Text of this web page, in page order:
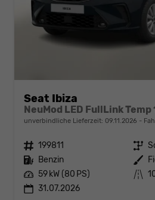
Seat Ibiza
NeuMod LED FullLink Temp
unverbindliche Lieferzeit: 09.11.2026
Fahrzeugnr. 199811 Getriebe
Kraftstoff Benzin Außenfarbe
Leistung 59 kW (80 PS) Kilometerstand
31.07.2026